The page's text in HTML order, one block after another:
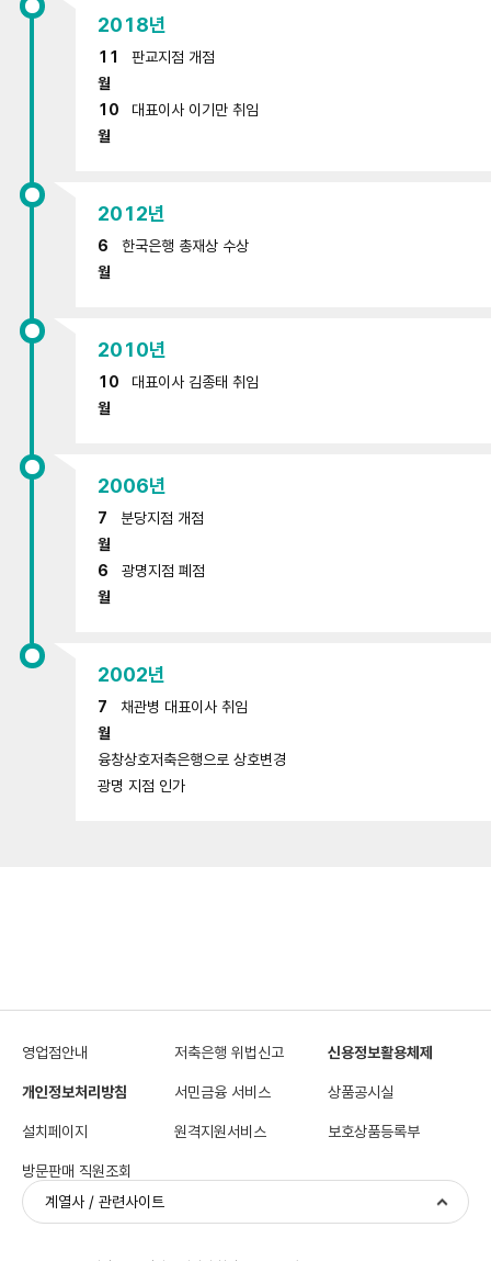
2018년
11
월
판교지점 개점
10
월
대표이사 이기만 취임
2012년
6
월
한국은행 총재상 수상
2010년
10
월
대표이사 김종태 취임
2006년
7
월
분당지점 개점
6
월
광명지점 폐점
2002년
7
월
채관병 대표이사 취임
융창상호저축은행으로 상호변경
광명 지점 인가
영업점안내 저축은행 위법신고 신용정보활용체제
개인정보처리방침 서민금융 서비스 상품공시실
설치페이지 원격지원서비스 보호상품등록부
방문판매 직원조회
계열사 / 관련사이트